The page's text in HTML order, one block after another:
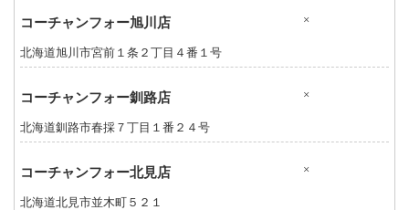
コーチャンフォー旭川店 ×
北海道旭川市宮前１条２丁目４番１号
コーチャンフォー釧路店 ×
北海道釧路市春採７丁目１番２４号
コーチャンフォー北見店 ×
北海道北見市並木町５２１